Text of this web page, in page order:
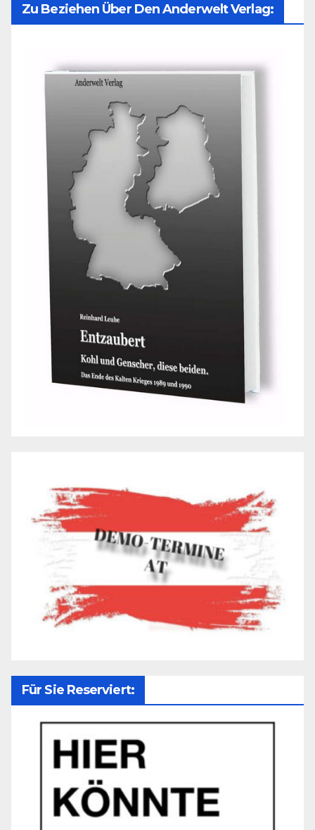
Zu Beziehen Über Den Anderwelt Verlag:
Für Sie Reserviert: